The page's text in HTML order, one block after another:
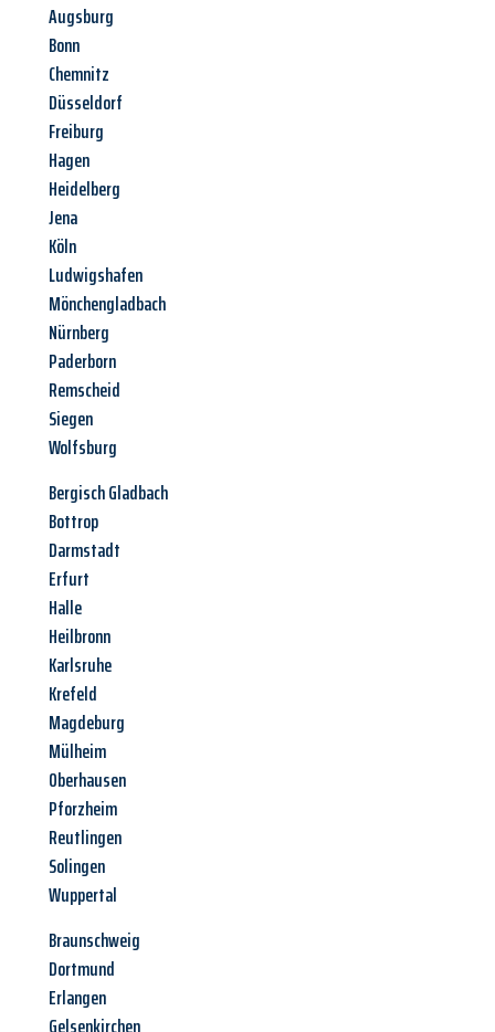
Augsburg
Bonn
Chemnitz
Düsseldorf
Freiburg
Hagen
Heidelberg
Jena
Köln
Ludwigshafen
Mönchengladbach
Nürnberg
Paderborn
Remscheid
Siegen
Wolfsburg
Bergisch Gladbach
Bottrop
Darmstadt
Erfurt
Halle
Heilbronn
Karlsruhe
Krefeld
Magdeburg
Mülheim
Oberhausen
Pforzheim
Reutlingen
Solingen
Wuppertal
Braunschweig
Dortmund
Erlangen